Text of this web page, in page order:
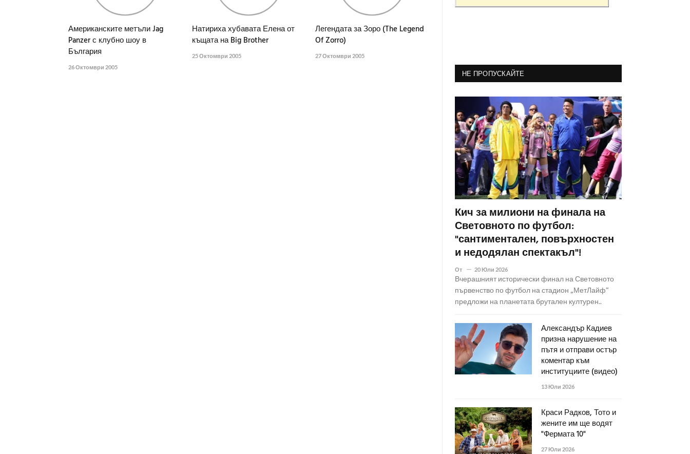
Американските метъли Jag
Panzer с клубно шоу в
България
26 Октомври 2005
Натириха хубавата Елена от
къщата на Big Brother
25 Октомври 2005
Легендата за Зоро (The Legend
Of Zorro)
27 Октомври 2005
НЕ ПРОПУСКАЙТЕ
Кич за милиони на финала на
Световното по футбол:
"сантиментален, повърхностен
и недодялан спектакъл"!
От 20 Юли 2026
Вчерашният исторически финал на Световното
първенство по футбол на стадион „МетЛайф“
предложи на планетата брутален културен..
Александър Кадиев
призна нарушение на
пътя и отправи остър
коментар към
институциите (видео)
13 Юли 2026
Краси Радков, Тото и
жените им ще водят
"Фермата 10"
27 Юли 2026